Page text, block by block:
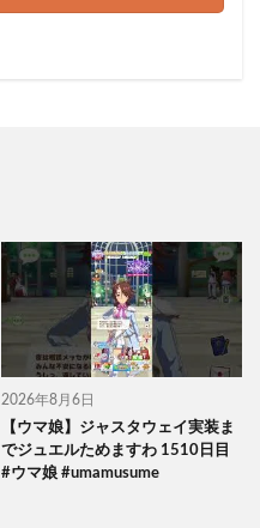
2026年8月6日
【ウマ娘】ジャスタウェイ実装ま
でジュエルためますわ 1510日目
#ウマ娘 #umamusume